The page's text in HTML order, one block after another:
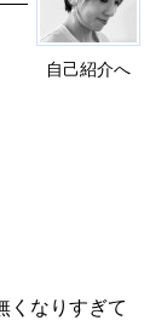
自己紹介へ
くなりすぎて